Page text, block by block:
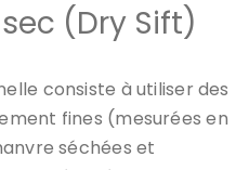
(Dry Sift)
consiste à utiliser des
fines (mesurées en
séchées et